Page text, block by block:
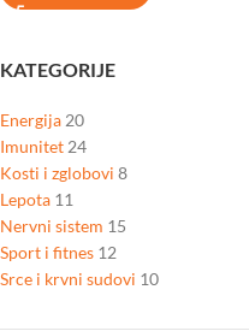
KATEGORIJE
Energija 20
Imunitet 24
Kosti i zglobovi 8
Lepota 11
Nervni sistem 15
Sport i fitnes 12
Srce i krvni sudovi 10